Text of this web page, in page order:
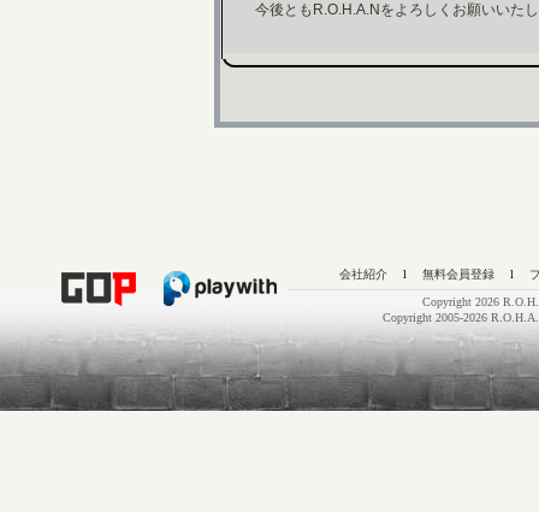
今後ともR.O.H.A.Nをよろしくお願いいた
会社紹介 l 無料会員登録 l
Copyright 2026
Copyright 2005-2026